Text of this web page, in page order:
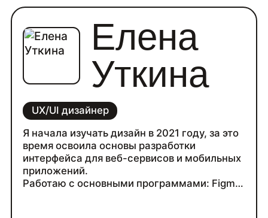
Елена
Уткина
UX/UI дизайнер
Я начала изучать дизайн в 2021 году, за это
время освоила основы разработки
интерфейса для веб-сервисов и мобильных
приложений.
Работаю с основными программами: Figma,